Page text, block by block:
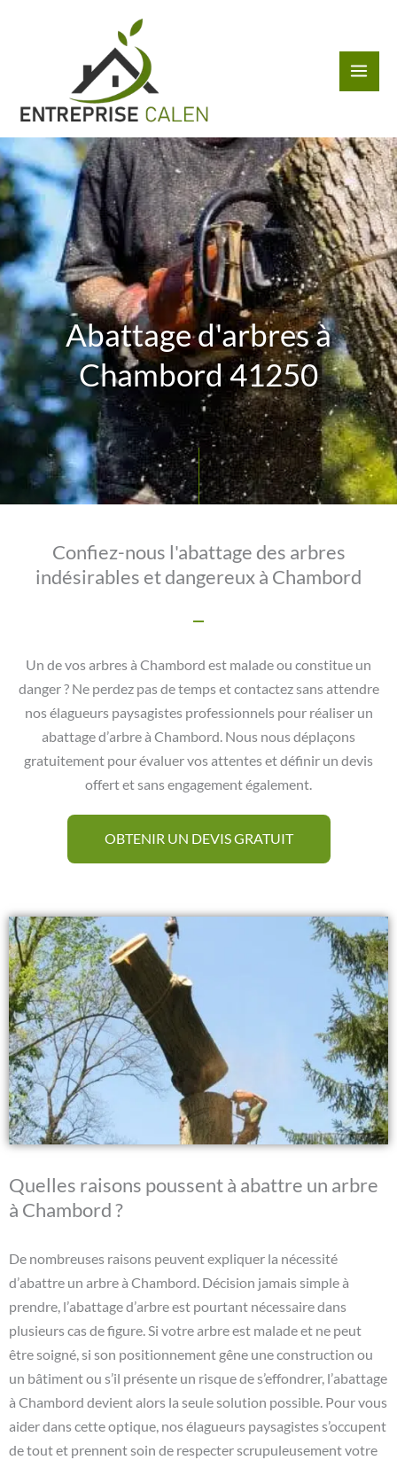
Abattage d'arbres à
Chambord 41250
Confiez-nous l'abattage des arbres
indésirables et dangereux à Chambord
Un de vos arbres à Chambord est malade ou constitue un
danger ? Ne perdez pas de temps et contactez sans attendre
nos élagueurs paysagistes professionnels pour réaliser un
abattage d’arbre à Chambord. Nous nous déplaçons
gratuitement pour évaluer vos attentes et définir un devis
offert et sans engagement également.
OBTENIR UN DEVIS GRATUIT
Quelles raisons poussent à abattre un arbre
à Chambord ?
De nombreuses raisons peuvent expliquer la nécessité
d’abattre un arbre à Chambord. Décision jamais simple à
prendre, l’abattage d’arbre est pourtant nécessaire dans
plusieurs cas de figure. Si votre arbre est malade et ne peut
être soigné, si son positionnement gêne une construction ou
un bâtiment ou s’il présente un risque de s’effondrer, l’abattage
à Chambord devient alors la seule solution possible. Pour vous
aider dans cette optique, nos élagueurs paysagistes s’occupent
de tout et prennent soin de respecter scrupuleusement votre